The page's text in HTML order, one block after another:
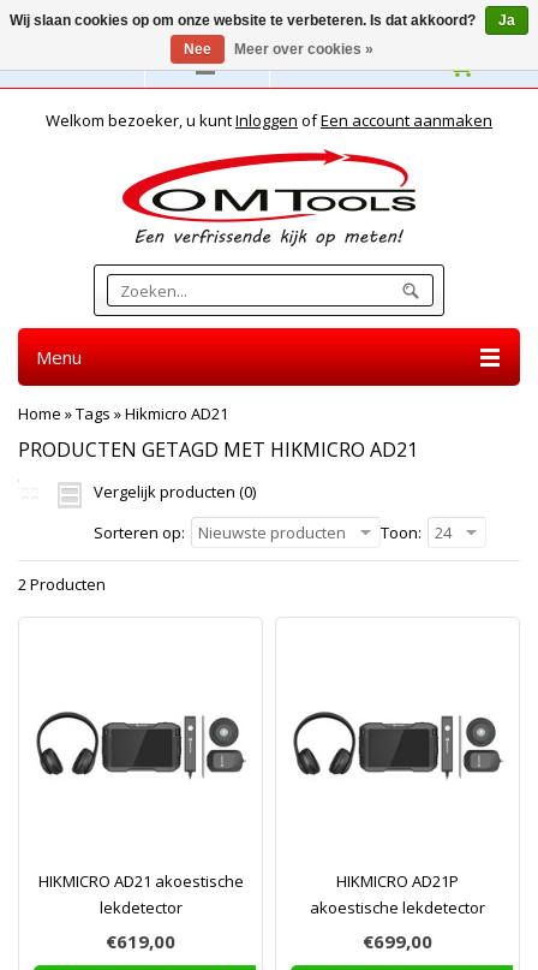
Nederlands
Welkom bezoeker, u kuntInloggen ofEen account aanmaken
Menu
Home »Tags »Hikmicro AD21
PRODUCTEN GETAGD MET HIKMICRO AD21
Vergelijk producten (0)
Sorteren op:
Nieuwste producten Toon: 24
2 Producten
HIKMICRO AD21 akoestische
lekdetector
€619,00
HIKMICRO AD21P
akoestische lekdetector
€699,00
Wij slaan cookies op om onze website te verbeteren. Is dat akkoord?
Ja
Nee
Meer over cookies »